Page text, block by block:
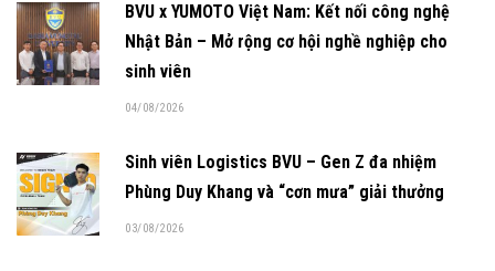
BVU x YUMOTO Việt Nam: Kết nối công nghệ
Nhật Bản – Mở rộng cơ hội nghề nghiệp cho
sinh viên
04/08/2026
Sinh viên Logistics BVU – Gen Z đa nhiệm
Phùng Duy Khang và “cơn mưa” giải thưởng
03/08/2026